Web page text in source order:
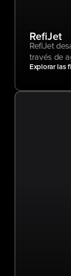
RefiJet
RefiJet
través de
Explorar las